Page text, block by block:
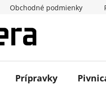
Obchodné podmienky
Prípravky